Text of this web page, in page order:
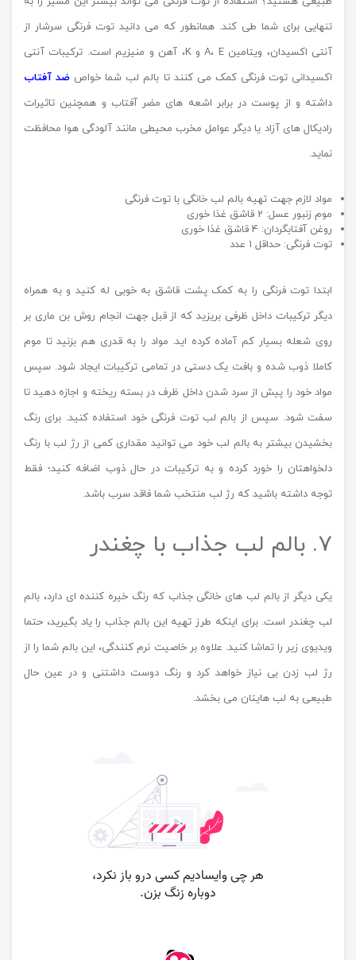
تنهایی برای شما طی کند. همانطور که می دانید توت فرنگی سرشار از
آنتی اکسیدان، ویتامین A، E و K، آهن و منیزیم است. ترکیبات آنتی
اکسیدانی توت فرنگی کمک می کنند تا بالم لب شما خواص ضد آفتاب
داشته و از پوست در برابر اشعه های مضر آفتاب و همچنین تاثیرات
رادیکال های آزاد یا دیگر عوامل مخرب محیطی مانند آلودگی هوا محافظت
نماید.
مواد لازم جهت تهیه بالم لب خانگی با توت فرنگی
موم زنبور عسل: 2 قاشق غذا خوری
روغن آفتابگردان: 4 قاشق غذا خوری
توت فرنگی: حداقل 1 عدد
ابتدا توت فرنگی را به کمک پشت قاشق به خوبی له کنید و به همراه
دیگر ترکیبات داخل ظرفی بریزید که از قبل جهت انجام روش بن ماری بر
روی شعله بسیار کم آماده کرده اید. مواد را به قدری هم بزنید تا موم
کاملا ذوب شده و بافت یک دستی در تمامی ترکیبات ایجاد شود. سپس
مواد خود را پیش از سرد شدن داخل ظرف در بسته ریخته و اجازه دهید تا
سفت شود. سپس از بالم لب توت فرنگی خود استفاده کنید. برای رنگ
بخشیدن بیشتر به بالم لب خود می توانید مقداری کمی از رژ لب با رنگ
دلخواهتان را خورد کرده و به ترکیبات در حال ذوب اضافه کنید؛ فقط
توجه داشته باشید که رژ لب منتخب شما فاقد سرب باشد.
7. بالم لب جذاب با چغندر
یکی دیگر از بالم لب های خانگی جذاب که رنگ خیره کننده ای دارد، بالم
لب چغندر است. برای اینکه طرز تهیه این بالم جذاب را یاد بگیرید، حتما
ویدیوی زیر را تماشا کنید. علاوه بر خاصیت نرم کنندگی، این بالم شما را از
رژ لب زدن بی نیاز خواهد کرد و رنگ دوست داشتنی و در عین حال
طبیعی به لب هایتان می‌ بخشد.